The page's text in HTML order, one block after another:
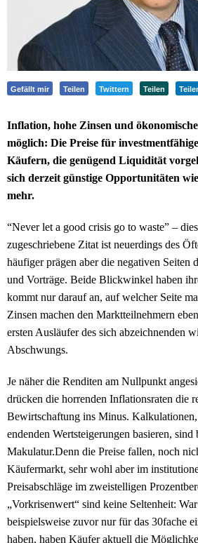
Gefällt mir Teilen Twittern Teilen
Inflation, hohe Zinsen und
möglich: Die Preise für
Käufern, die genügend Liquidität
sich derzeit günstige Opportunitäten
mehr.
“Never let a good crisis go to waste” –
zugeschriebene Zitat ist neuerdings des
häufiger prägen aber die negativen Seiten
und Vorträge. Beide Blickwinkel haben
kommt nur darauf an, auf welcher Seite
Zinsen machen den Marktteilnehmern
ersten Ausläufer des sich abzeichnenden
Abschwungs.
Je näher die Renditen am Nullpunkt
drücken die horrenden Inflationsraten die
Bewirtschaftung ins Minus.
endenden Wertsteigerungen basieren, sind
Makulatur.Denn die Preise fallen, noch
Käufermarkt, sehr wohl aber im
Preisabschläge im zweistelligen
„Vorkrisenwert“ sind keine Seltenheit:
beispielsweise zuvor nur für das 30fache
haben, haben Käufer aktuell die